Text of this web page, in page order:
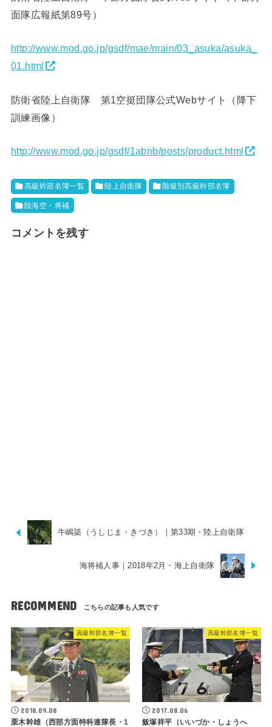
面隊広報紙第89号）
http://www.mod.go.jp/gsdf/mae/main/03_asuka/asuka_
01.html
防衛省陸上自衛隊 第1空挺団隊公式Webサイト（降下
訓練画像）
http://www.mod.go.jp/gsdf/1abnb/posts/product.html
高級幹部名簿一覧 陸上自衛隊 階級別高級幹部名簿
陸海空・将補
コメントを残す
牛嶋築（うしじま・きづき）｜第33期・陸上自衛隊
海将補人事｜2018年2月・海上自衛隊
RECOMMEND
高級幹部名簿一覧
2018.09.08
栗木幹雄（西部方面特科連隊長・1
高級幹部名簿一覧
2017.08.06
飯塚祥平（いいづか・しょうへ